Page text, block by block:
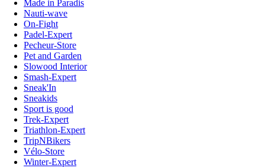
Made in Paradis
Nauti-wave
On-Fight
Padel-Expert
Pecheur-Store
Pet and Garden
Slowood Interior
Smash-Expert
Sneak'In
Sneakids
Sport is good
Trek-Expert
Triathlon-Expert
TripNBikers
Vélo-Store
Winter-Expert